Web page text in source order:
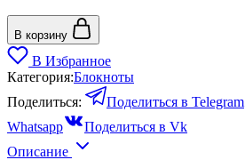
В корзину
В Избранное
Категория:Блокноты
Поделиться:
Поделиться в Telegram
Whatsapp
Поделиться в Vk
Описание